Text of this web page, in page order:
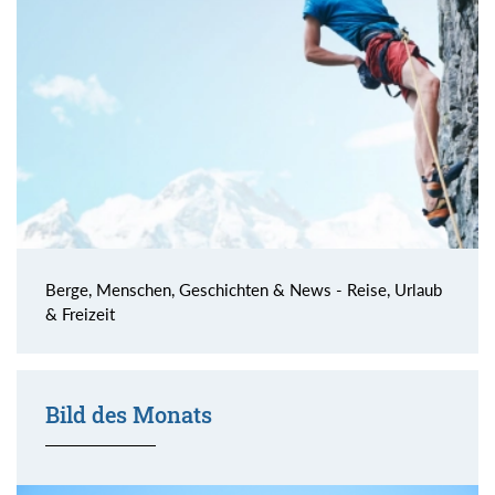
Berge, Menschen, Geschichten & News - Reise, Urlaub
& Freizeit
Bild des Monats